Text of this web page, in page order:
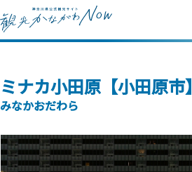
ミナカ小田原【小田原市】
みなかおだわら